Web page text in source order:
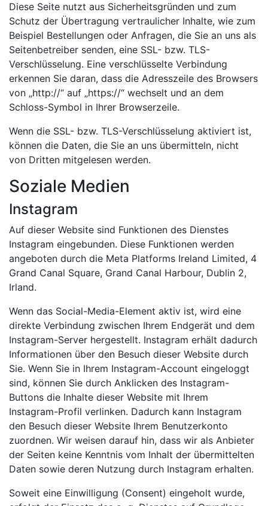
Diese Seite nutzt aus Sicherheitsgründen und zum
Schutz der Übertragung vertraulicher Inhalte, wie zum
Beispiel Bestellungen oder Anfragen, die Sie an uns als
Seitenbetreiber senden, eine SSL- bzw. TLS-
Verschlüsselung. Eine verschlüsselte Verbindung
erkennen Sie daran, dass die Adresszeile des Browsers
von „http://“ auf „https://“ wechselt und an dem
Schloss-Symbol in Ihrer Browserzeile.
Wenn die SSL- bzw. TLS-Verschlüsselung aktiviert ist,
können die Daten, die Sie an uns übermitteln, nicht
von Dritten mitgelesen werden.
Soziale Medien
Instagram
Auf dieser Website sind Funktionen des Dienstes
Instagram eingebunden. Diese Funktionen werden
angeboten durch die Meta Platforms Ireland Limited, 4
Grand Canal Square, Grand Canal Harbour, Dublin 2,
Irland.
Wenn das Social-Media-Element aktiv ist, wird eine
direkte Verbindung zwischen Ihrem Endgerät und dem
Instagram-Server hergestellt. Instagram erhält dadurch
Informationen über den Besuch dieser Website durch
Sie. Wenn Sie in Ihrem Instagram-Account eingeloggt
sind, können Sie durch Anklicken des Instagram-
Buttons die Inhalte dieser Website mit Ihrem
Instagram-Profil verlinken. Dadurch kann Instagram
den Besuch dieser Website Ihrem Benutzerkonto
zuordnen. Wir weisen darauf hin, dass wir als Anbieter
der Seiten keine Kenntnis vom Inhalt der übermittelten
Daten sowie deren Nutzung durch Instagram erhalten.
Soweit eine Einwilligung (Consent) eingeholt wurde,